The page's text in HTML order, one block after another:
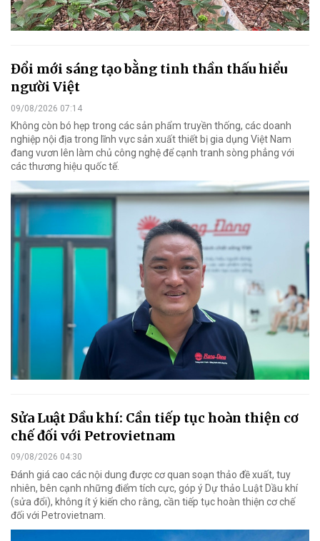
Đổi mới sáng tạo bằng tinh thần thấu hiểu
người Việt
09/08/2026 07:14
Không còn bó hẹp trong các sản phẩm truyền thống, các doanh
nghiệp nội địa trong lĩnh vực sản xuất thiết bị gia dụng Việt Nam
đang vươn lên làm chủ công nghệ để cạnh tranh sòng phẳng với
các thương hiệu quốc tế.
Sửa Luật Dầu khí: Cần tiếp tục hoàn thiện cơ
chế đối với Petrovietnam
09/08/2026 04:30
Đánh giá cao các nội dung được cơ quan soạn thảo đề xuất, tuy
nhiên, bên cạnh những điểm tích cực, góp ý Dự thảo Luật Dầu khí
(sửa đổi), không ít ý kiến cho rằng, cần tiếp tục hoàn thiện cơ chế
đối với Petrovietnam.